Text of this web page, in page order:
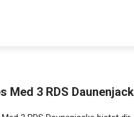
Med 3 RDSSale